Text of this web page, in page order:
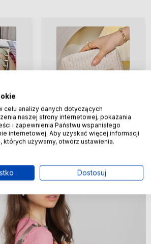
Kosmetyczki damskie
celu analizy danych dotyczących
naszej strony internetowej, pokazania
i zapewnienia Państwu wspaniałego
internetowej. Aby uzyskać więcej informacji
których używamy, otwórz ustawienia.
Dostosuj